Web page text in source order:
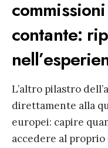
contante:
L’altro pilastro
direttamente alla
europei: capire
accedere al